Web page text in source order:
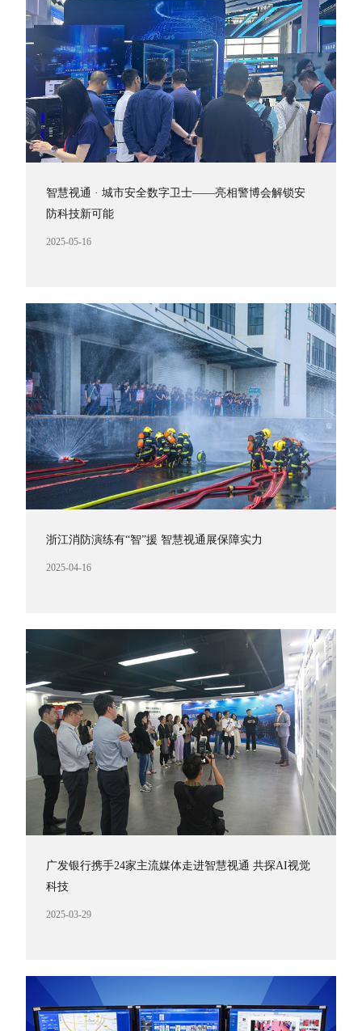
智慧视通 · 城市安全数字卫士——亮相警博会解锁安
防科技新可能
2025-05-16
浙江消防演练有“智”援 智慧视通展保障实力
2025-04-16
广发银行携手24家主流媒体走进智慧视通 共探AI视觉
科技
2025-03-29